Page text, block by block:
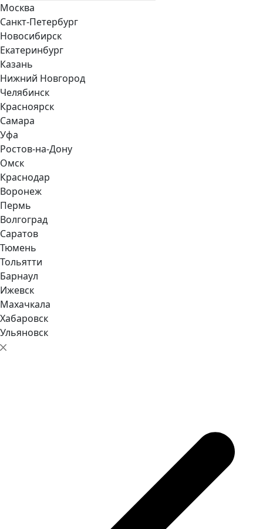
Москва
Санкт-Петербург
Новосибирск
Екатеринбург
Казань
Нижний Новгород
Челябинск
Красноярск
Самара
Уфа
Ростов-на-Дону
Омск
Краснодар
Воронеж
Пермь
Волгоград
Саратов
Тюмень
Тольятти
Барнаул
Ижевск
Махачкала
Хабаровск
Ульяновск